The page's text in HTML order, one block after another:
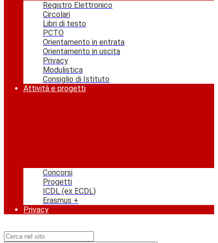
Registro Elettronico
Circolari
Libri di testo
PCTO
Orientamento in entrata
Orientamento in uscita
Privacy
Modulistica
Consiglio di Istituto
Attività e progetti
Concorsi
Progetti
ICDL (ex ECDL)
Erasmus +
Privacy